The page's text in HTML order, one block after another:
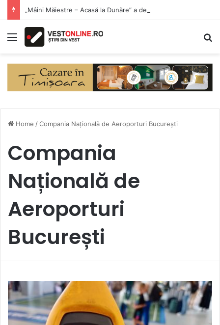
Menu
Home /Compania Națională de Aeroporturi București
Compania
Națională de
Aeroporturi
București